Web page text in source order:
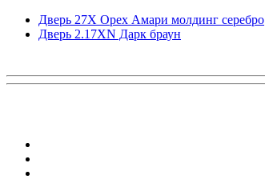
Дверь 27Х Орех Амари молдинг серебро
Дверь 2.17ХN Дарк браун